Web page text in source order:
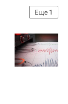
Еще 1
Европейско-Средиземноморский сейсмологический центр (EMSC)